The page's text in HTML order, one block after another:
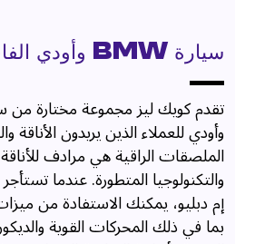
سيارة BMW وأودي الفاخرة والمريحة
تقدم كويك ليز مجموعة مختارة من
وأودي للعملاء الذين يريدون الأناقة
الملصقات الراقية هي مرادف
والتكنولوجيا المتطورة. عندما
إم دبليو، يمكنك الاستفادة من
بما في ذلك المحركات القوية